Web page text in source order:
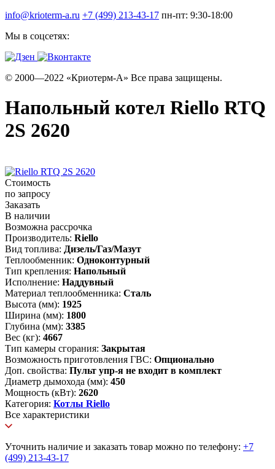
info@krioterm-a.ru +7 (499) 213-43-17 пн-пт: 9:30-18:00
Мы в соцсетях:
© 2000—2022 «Криотерм-А» Все права защищены.
Напольный котел Riello RTQ
2S 2620
Стоимость
по запросу
Заказать
В наличии
Возможна рассрочка
Производитель: Riello
Вид топлива: Дизель/Газ/Мазут
Теплообменник: Одноконтурный
Тип крепления: Напольный
Исполнение: Наддувный
Материал теплообменника: Сталь
Высота (мм): 1925
Ширина (мм): 1800
Глубина (мм): 3385
Вес (кг): 4667
Тип камеры сгорания: Закрытая
Возможность приготовления ГВС: Опционально
Доп. свойства: Пульт упр-я не входит в комплект
Диаметр дымохода (мм): 450
Мощность (кВт): 2620
Категория: Котлы Riello
Все характеристики
Уточнить наличие и заказать товар можно по телефону: +7
(499) 213-43-17